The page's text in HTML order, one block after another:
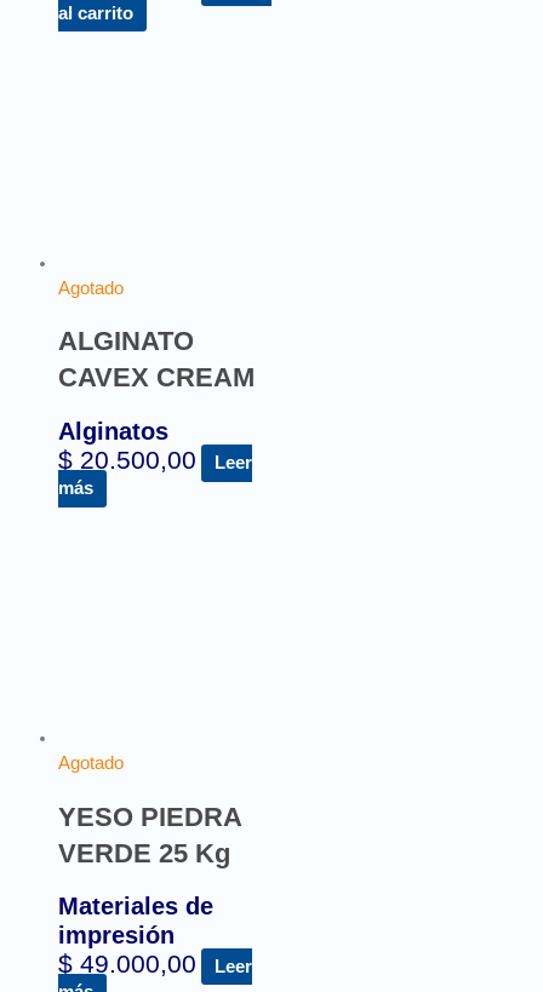
al carrito
Agotado
ALGINATO
CAVEX CREAM
Alginatos
$ 20.500,00
Leer
más
Agotado
YESO PIEDRA
VERDE 25 Kg
Materiales de
impresión
$ 49.000,00
Leer